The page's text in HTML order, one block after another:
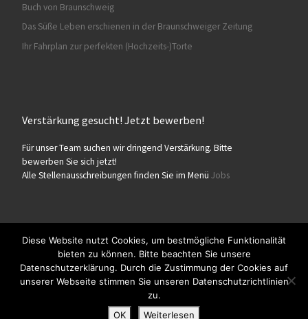
Buch von Braunschweig
Das Süße Leben erschienen in der Braunschweiger Zeitung
Ihr Fahrplan zur perfekten (Hochzeits-)Torte
Verstärkung gesucht! Jetzt bewerben!
Für unser Team suchen wir dringend Verstärkung. Bitte
bewerben Sie sich jetzt!
Alle Stellenausschreibungen finden Sie im Menü Jobs
© 2026Konditorei Süßes Leben– Alle Rechte vorbehalten
Präsentiert von WP – Entworfen mit demCustomizr-Theme
Diese Website nutzt Cookies, um bestmögliche Funktionalität
bieten zu können. Bitte beachten Sie unsere
Datenschutzerklärung. Durch die Zustimmung der Cookies auf
unserer Webseite stimmen Sie unseren Datenschutzrichtlinien
zu.
OK
Weiterlesen